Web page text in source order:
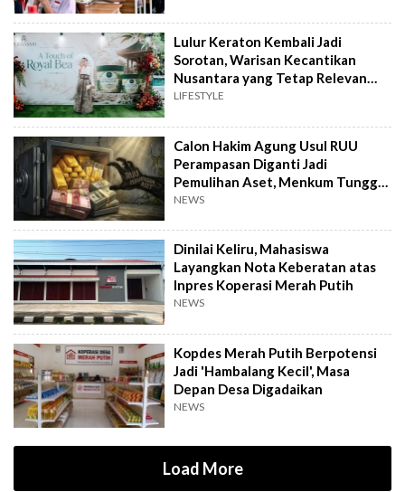
Lulur Keraton Kembali Jadi
Sorotan, Warisan Kecantikan
Nusantara yang Tetap Relevan
hingga Kini
LIFESTYLE
Calon Hakim Agung Usul RUU
Perampasan Diganti Jadi
Pemulihan Aset, Menkum Tunggu
Langkah DPR
NEWS
Dinilai Keliru, Mahasiswa
Layangkan Nota Keberatan atas
Inpres Koperasi Merah Putih
NEWS
Kopdes Merah Putih Berpotensi
Jadi 'Hambalang Kecil', Masa
Depan Desa Digadaikan
NEWS
Load More